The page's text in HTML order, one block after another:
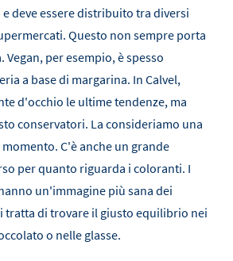
deve essere distribuito tra diversi
Questo non sempre porta
per esempio, è spesso
a base di margarina. In Calvel,
d'occhio le ultime tendenze, ma
conservatori. La consideriamo una
C'è anche un grande
per quanto riguarda i coloranti. I
un'immagine più sana dei
tratta di trovare il giusto equilibrio nei
o nelle glasse.